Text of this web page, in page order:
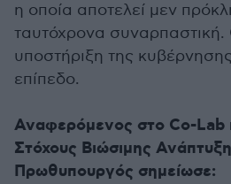
η οποία αποτελεί μεν
ταυτόχρονα συναρπαστική.
υποστήριξη της
επίπεδο.
Αναφερόμενος στο Co-Lab
Στόχους Βιώσιμης
Πρωθυπουργός σημείωσε: